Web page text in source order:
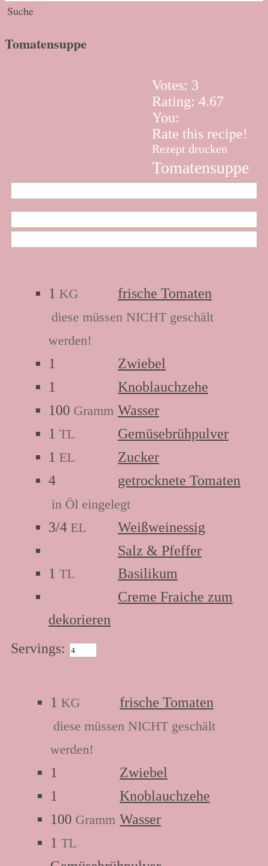
Tomatensuppe
Votes: 3
Rating:4.67
You:
Rate this recipe!
Rezept drucken
Tomatensuppe
4.67
Rate this recipe!
Rezept drucken
1 KG frische Tomaten
diese müssen NICHT geschält
werden!
1
Zwiebel
1
Knoblauchzehe
100 Gramm Wasser
1 TL
Gemüsebrühpulver
1 EL
Zucker
4
getrocknete Tomaten
in Öl eingelegt
3/4 EL
Weißweinessig
Salz & Pfeffer
1 TL
Basilikum
Creme Fraiche zum
dekorieren
Servings:
1 KG frische Tomaten
diese müssen NICHT geschält
werden!
1
Zwiebel
1
Knoblauchzehe
100 Gramm Wasser
1 TL